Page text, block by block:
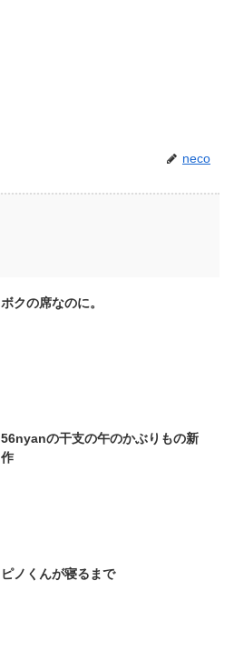
neco
ボクの席なのに。
56nyanの干支の午のかぶりもの新
作
ピノくんが寝るまで